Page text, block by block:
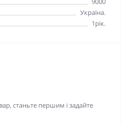
Україна.
1рік.
станьте першим і задайте